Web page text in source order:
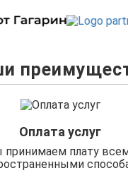
Оплата услуг
плату